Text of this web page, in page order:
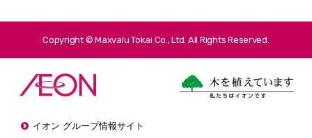
Copyright © Maxvalu Tokai Co., Ltd. All Rights Reserved.
イオン グループ情報サイト